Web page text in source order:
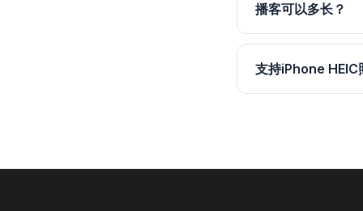
播客可以多长？
支持iPhone HEIC